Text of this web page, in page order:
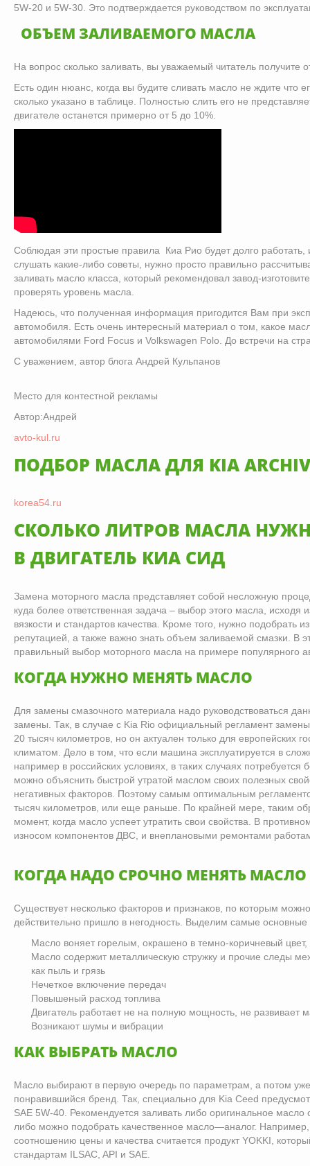
5W-20 и 5W-30. Это подтверждается руководством по
ОБЪЕМ ЗАЛИВАЕМОГО МАСЛА
На вопрос сколько заливать, вы уважаемый читатель получите
Есть один нюанс, когда вы будите сливать масло не ждите что
сколько указано в таблице. Полностью слить его не
двигателе останется примерно от 5 до 10%.
Соблюдая эти простые правила Киа Рио будет долго
слушать какие-либо советы, нужно просто правильно
заливать масло класса, который рекомендовал завод-
проверять уровень масла.
Надеюсь, что полученная информация пригодится Вам при
автомобиля. Есть очень интересный материал о том, какое
автомобилями Ford Focus и Volk­swa­gen Polo. До встречи на
С уважением, автор блога Андрей Кульпанов
Место для контестной рекламы
Автор:Андрей
avto-kul.ru
ПОДБОР МАСЛА ДЛЯ KIA
korea54.ru
СКОЛЬКО ЛИТРОВ МАСЛА
В ДВИГАТЕЛЬ КИА СИД
Замена моторного масла представляет собой несложную
куда более ответственная задача – выбор этого масла, исходя
вязкости и стандартов качества. Кроме того, нужно подобрать
репутацией, а также важно знать объем заливаемой смазки. В
правильный выбор моторного масла на примере популярного
КОГДА НУЖНО МЕНЯТЬ МАСЛО
Для замены смазочного материала надо руководствоваться
замены. Так, в случае с Kia Rio официальный регламент
20 тысяч километров, но он актуален только для европейских
климатом. Дело в том, что если машина эксплуатируется в
например в российских условиях, в таких случаях потребуется
можно объяснить быстрой утратой маслом своих полезных
негативных факторов. Поэтому самым оптимальным
тысяч километров, или еще раньше. По крайней мере, таким
момент, когда масло успеет утратить свои свойства. В
износом компонентов ДВС, и внеплановыми ремонтами
КОГДА НАДО СРОЧНО МЕНЯТЬ МАСЛО
Существует несколько факторов и признаков, по которым
действительно пришло в негодность. Выделим самые
Масло воняет горелым, окрашено в темно-коричневый
Масло содержит металлическую стружку и прочие следы
как пыль и грязь
Нечеткое включение передач
Повышеный расход топлива
Двигатель работает не на полную мощность, не развивает
Возникают шумы и вибрации
КАК ВЫБРАТЬ МАСЛО
Масло выбирают в первую очередь по параметрам, а потом
понравившийся бренд. Так, специально для Kia Ceed
SAE 5W-40. Рекомендуется заливать либо оригинальное
либо можно подобрать качественное масло—аналог.
соотношению цены и качества считается продукт YOKKI,
стандартам ILSAC, API и SAE.